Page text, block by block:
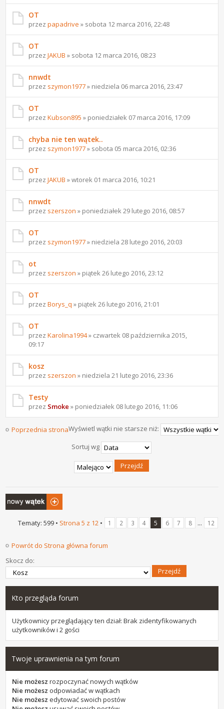
OT
przezpapadrive » sobota 12 marca 2016, 22:48
OT
przezJAKUB » sobota 12 marca 2016, 08:23
nnwdt
przez szymon1977» niedziela 06 marca 2016, 23:47
OT
przezKubson895 » poniedziałek 07 marca 2016, 17:09
chyba nie ten wątek..
przez szymon1977» sobota 05 marca 2016, 02:36
OT
przezJAKUB » wtorek 01 marca 2016, 10:21
nnwdt
przez szerszon » poniedziałek 29 lutego 2016, 08:57
OT
przez szymon1977» niedziela 28 lutego 2016, 20:03
ot
przez szerszon » piątek 26 lutego 2016, 23:12
OT
przezBorys_q » piątek 26 lutego 2016, 21:01
OT
przezKarolina1994» czwartek 08 października 2015,
09:17
kosz
przez szerszon » niedziela 21 lutego 2016, 23:36
Testy
przez Smoke » poniedziałek 08 lutego 2016, 11:06
Poprzednia strona Następna strona
Wyświetl wątki nie starsze niż:
Sortuj wg
Napisz wątek
Tematy: 599 • Strona 5 z 12 • 1 2 3 4 5 6 7 8 ... 12
Powrót do Strona główna forum
Skocz do:
Kto przegląda forum
Użytkownicy przeglądający ten dział: Brak zidentyfikowanych
użytkowników i 2 gości
Twoje uprawnienia na tym forum
Nie możesz rozpoczynać nowych wątków
Nie możesz odpowiadać w wątkach
Nie możesz edytować swoich postów